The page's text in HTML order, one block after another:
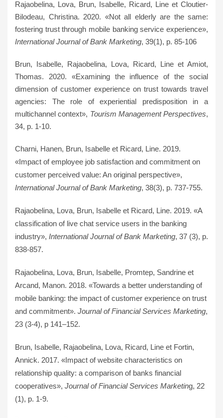
Rajaobelina, Lova, Brun, Isabelle, Ricard, Line et Cloutier-
Bilodeau, Christina. 2020. «Not all elderly are the same:
fostering trust through mobile banking service experience»,
International Journal of Bank Marketing, 39(1), p. 85-106
Brun, Isabelle, Rajaobelina, Lova, Ricard, Line et Amiot,
Thomas. 2020. «Examining the influence of the social
dimension of customer experience on trust towards travel
agencies: The role of experiential predisposition in a
multichannel context», Tourism Management Perspectives,
34, p. 1-10.
Charni, Hanen, Brun, Isabelle et Ricard, Line. 2019.
«Impact of employee job satisfaction and commitment on
customer perceived value: An original perspective»,
International Journal of Bank Marketing, 38(3), p. 737-755.
Rajaobelina, Lova, Brun, Isabelle et Ricard, Line. 2019. «A
classification of live chat service users in the banking
industry», International Journal of Bank Marketing, 37 (3), p.
838-857.
Rajaobelina, Lova, Brun, Isabelle, Promtep, Sandrine et
Arcand, Manon. 2018. «Towards a better understanding of
mobile banking: the impact of customer experience on trust
and commitment». Journal of Financial Services Marketing,
23 (3-4), p 141–152.
Brun, Isabelle, Rajaobelina, Lova, Ricard, Line et Fortin,
Annick. 2017. «Impact of website characteristics on
relationship quality: a comparison of banks financial
cooperatives», Journal of Financial Services Marketing, 22
(1), p. 1-9.